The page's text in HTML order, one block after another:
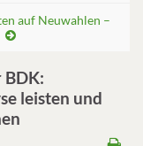
auf Neuwahlen –
leisten und